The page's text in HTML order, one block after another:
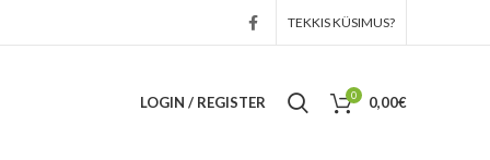
TEKKIS KÜSIMUS?
LOGIN / REGISTER 0 0,00€